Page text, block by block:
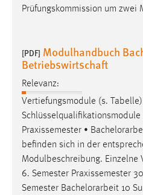
Prüfungskommission um zwei
[PDF] Modulhandbuch
Betriebswirtschaft
Relevanz:
Vertiefungsmodule (s. Tabelle)
Schlüsselqualifikationsmodule
Praxissemester •
befinden sich in der
Modulbeschreibung. Einzelne
6. Semester Praxissemester
Semester Bachelorarbeit 10